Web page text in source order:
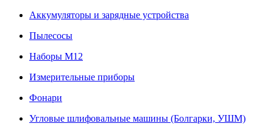
Аккумуляторы и зарядные устройства
Пылесосы
Наборы М12
Измерительные приборы
Фонари
Угловые шлифовальные машины (Болгарки, УШМ)